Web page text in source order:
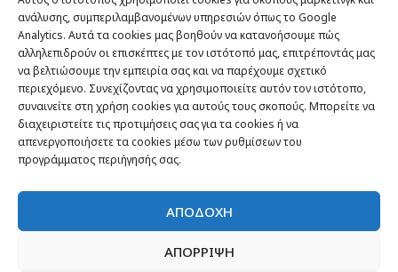
ανάλυσης, συμπεριλαμβανομένων υπηρεσιών όπως το Google
Analytics. Αυτά τα cookies μας βοηθούν να κατανοήσουμε πώς
αλληλεπιδρούν οι επισκέπτες με τον ιστότοπό μας, επιτρέποντάς μας
να βελτιώσουμε την εμπειρία σας και να παρέχουμε σχετικό
περιεχόμενο. Συνεχίζοντας να χρησιμοποιείτε αυτόν τον ιστότοπο,
συναινείτε στη χρήση cookies για αυτούς τους σκοπούς. Μπορείτε να
διαχειριστείτε τις προτιμήσεις σας για τα cookies ή να
απενεργοποιήσετε τα cookies μέσω των ρυθμίσεων του
προγράμματος περιήγησής σας.
ΑΠΟΔΟΧΗ
ΑΠΟΡΡΙΨΗ
Passenger στον κόσμο
TRAVEL NEWS
Οργάνωσε το ταξίδι σου
CITY and CULTURE